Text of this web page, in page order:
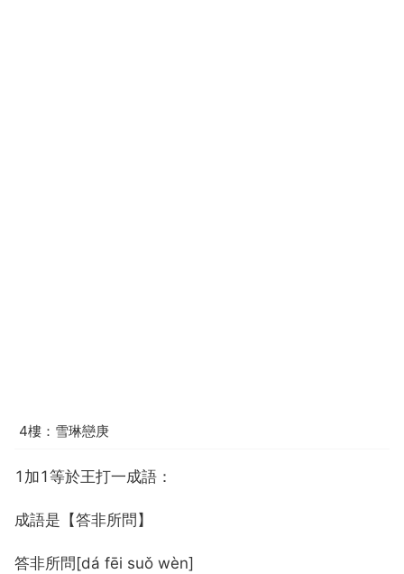
4樓：雪琳戀庚
1加1等於王打一成語：
成語是【答非所問】
答非所問[dá fēi suǒ wèn]